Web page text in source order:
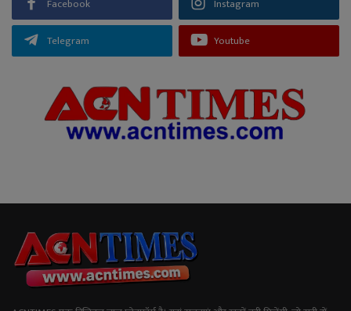
Facebook Instagram
Telegram Youtube